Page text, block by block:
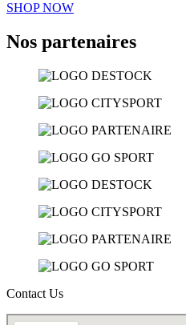
SHOP NOW
Nos partenaires
Contact Us